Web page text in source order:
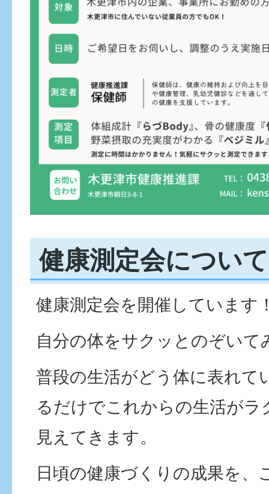
健康測定会について
健康測定会を開催しています
自分の体をサクッとのぞいて
普段の生活がどう体に表れて
るだけでこれからの生活がラ
見えてきます。
日頃の健康づくりの成果を、